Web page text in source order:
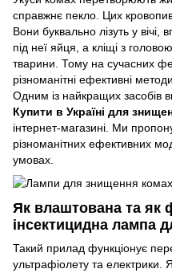
справжнє пекло. Цих
Вони буквально лізуть у вічі,
під неї яйця, а кліщі з
тварини. Тому на сучасних
різноманітні ефективні
Одним із найкращих засобів
Купити в Україні для
інтернет-магазині. Ми
різноманітних ефективних
умовах.
Як влаштована та як
інсектицидна лампа
Такий прилад функціонує
ультрафіолету та електрики.